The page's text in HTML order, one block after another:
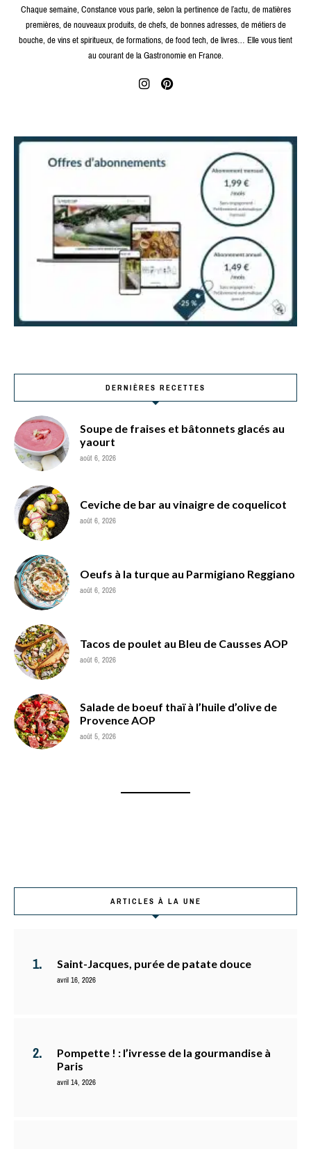
Chaque semaine, Constance vous parle, selon la pertinence de l’actu, de matières
premières, de nouveaux produits, de chefs, de bonnes adresses, de métiers de
bouche, de vins et spiritueux, de formations, de food tech, de livres… Elle vous tient
au courant de la Gastronomie en France.
DERNIÈRES RECETTES
Soupe de fraises et bâtonnets glacés au
yaourt
août 6, 2026
Ceviche de bar au vinaigre de coquelicot
août 6, 2026
Oeufs à la turque au Parmigiano Reggiano
août 6, 2026
Tacos de poulet au Bleu de Causses AOP
août 6, 2026
Salade de boeuf thaï à l’huile d’olive de
Provence AOP
août 5, 2026
ARTICLES À LA UNE
Saint-Jacques, purée de patate douce
avril 16, 2026
Pompette ! : l’ivresse de la gourmandise à
Paris
avril 14, 2026